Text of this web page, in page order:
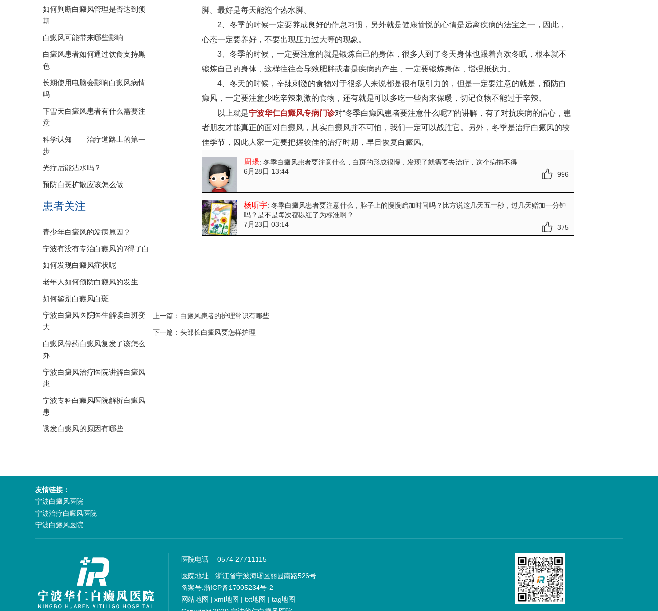
如何判断白癜风管理是否达到预
期
白癜风可能带来哪些影响
白癜风患者如何通过饮食支持黑
色
长期使用电脑会影响白癜风病情
吗
下雪天白癜风患者有什么需要注
意
科学认知——治疗道路上的第一
步
光疗后能沾水吗？
预防白斑扩散应该怎么做
患者关注
青少年白癜风的发病原因？
宁波有没有专治白癜风的?得了白
如何发现白癜风症状呢
老年人如何预防白癜风的发生
如何鉴别白癜风白斑
宁波白癜风医院医生解读白斑变
大
白癜风停药白癜风复发了该怎么
办
宁波白癜风治疗医院讲解白癜风
患
宁波专科白癜风医院解析白癜风
患
诱发白癜风的原因有哪些
脚。最好是每天能泡个热水脚。
2、冬季的时候一定要养成良好的作息习惯，另外就是健康愉悦的心情是远离疾病的法宝之一，因此，
心态一定要养好，不要出现压力过大等的现象。
3、冬季的时候，一定要注意的就是锻炼自己的身体，很多人到了冬天身体也跟着喜欢冬眠，根本就不
锻炼自己的身体，这样往往会导致肥胖或者是疾病的产生，一定要锻炼身体，增强抵抗力。
4、冬天的时候，辛辣刺激的食物对于很多人来说都是很有吸引力的，但是一定要注意的就是，预防白
癜风，一定要注意少吃辛辣刺激的食物，还有就是可以多吃一些肉来保暖，切记食物不能过于辛辣。
以上就是宁波华仁白癜风专病门诊对“冬季白癜风患者要注意什么呢?”的讲解，有了对抗疾病的信心，患
者朋友才能真正的面对白癜风，其实白癜风并不可怕，我们一定可以战胜它。另外，冬季是治疗白癜风的较
佳季节，因此大家一定要把握较佳的治疗时期，早日恢复白癜风。
周璟: 冬季白癜风患者要注意什么 ，白斑的形成很慢，发现了就需要去治疗，这个病拖不得
6月28日 13:44
996
杨听宇: 冬季白癜风患者要注意什么 ，脖子上的慢慢赠加时间吗？比方说这几天五十秒，过几天赠加一分钟
吗？是不是每次都以红了为标准啊？
7月23日 03:14
375
上一篇： 白癜风患者的护理常识有哪些
下一篇： 头部长白癜风要怎样护理
友情链接：
宁波白癜风医院
宁波治疗白癜风医院
宁波白癜风医院
医院电话： 0574-27711115
医院地址：浙江省宁波海曙区丽园南路526号
备案号:浙ICP备17005234号-2
网站地图 | xml地图 | txt地图 | tag地图